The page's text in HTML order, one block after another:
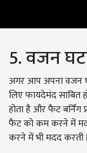
5. वजन
अगर आप अपना वजन
लिए फायदेमंद साबित
होता है और फैट बर्निंग
फैट को कम करने में
करने में भी मदद